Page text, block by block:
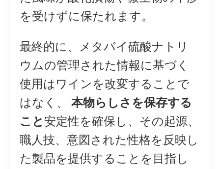
を受けずに保たれます。
最終的に、メタバイ硫酸ナトリ
ウムの管理された情報に基づく
使用はワインを改変することで
はなく、 本物らしさを保存する
こと安定性を確保し、その起源、
職人技、意図された性格を反映し
た製品を提供することを目指し